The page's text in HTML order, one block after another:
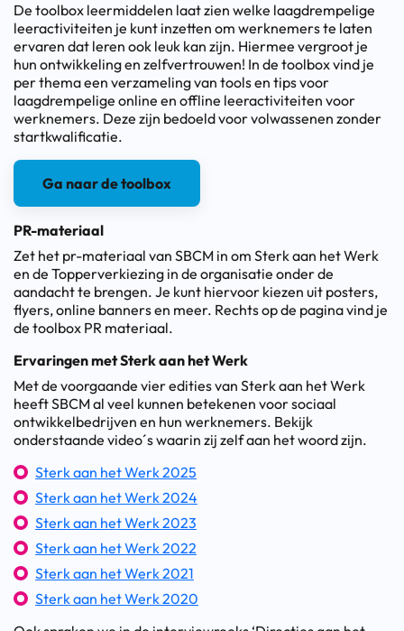
De toolbox leermiddelen laat zien welke laagdrempelige
leeractiviteiten je kunt inzetten om werknemers te laten
ervaren dat leren ook leuk kan zijn. Hiermee vergroot je
hun ontwikkeling en zelfvertrouwen! In de toolbox vind je
per thema een verzameling van tools en tips voor
laagdrempelige online en offline leeractiviteiten voor
werknemers. Deze zijn bedoeld voor volwassenen zonder
startkwalificatie.
Ga naar de toolbox
PR-materiaal
Zet het pr-materiaal van SBCM in om Sterk aan het Werk
en de Topperverkiezing in de organisatie onder de
aandacht te brengen. Je kunt hiervoor kiezen uit posters,
flyers, online banners en meer. Rechts op de pagina vind je
de toolbox PR materiaal.
Ervaringen met Sterk aan het Werk
Met de voorgaande vier edities van Sterk aan het Werk
heeft SBCM al veel kunnen betekenen voor sociaal
ontwikkelbedrijven en hun werknemers. Bekijk
onderstaande video´s waarin zij zelf aan het woord zijn.
Sterk aan het Werk 2025
Sterk aan het Werk 2024
Sterk aan het Werk 2023
Sterk aan het Werk 2022
Sterk aan het Werk 2021
Sterk aan het Werk 2020